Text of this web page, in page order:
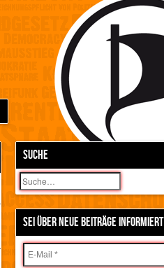
SUCHE
Suchen
SEI ÜBER NEUE BEITRÄGE INFORMIERT